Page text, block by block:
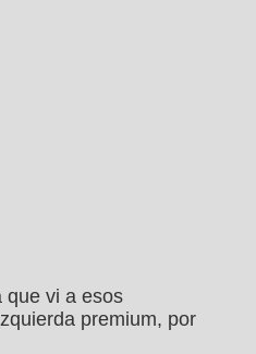
que vi a esos
premium, por